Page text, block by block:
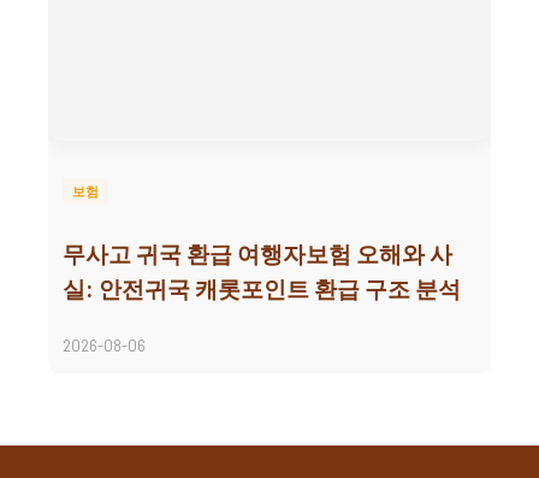
보험
무사고 귀국 환급 여행자보험 오해와 사
실: 안전귀국 캐롯포인트 환급 구조 분석
2026-08-06